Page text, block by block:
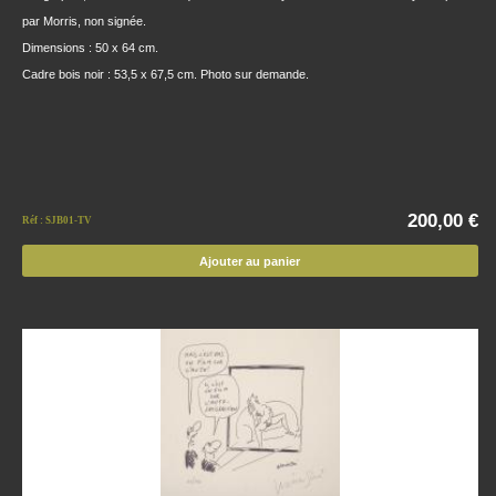
par Morris, non signée.
Dimensions : 50 x 64 cm.
Cadre bois noir : 53,5 x 67,5 cm. Photo sur demande.
Réf : SJB01-TV 200,00 €
Ajouter au panier